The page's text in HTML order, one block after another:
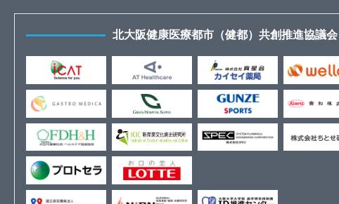
北大阪健康医療都市（健都）共創推進協議